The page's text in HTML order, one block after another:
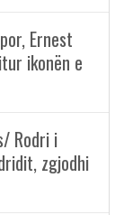
Ernest
ikonën e
Rodri i
zgjodhi